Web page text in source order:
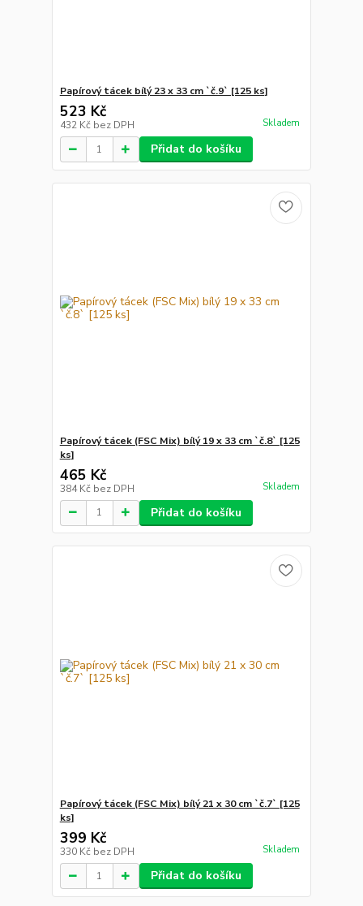
Papírový tácek bílý 23 x 33 cm `č.9` [125 ks]
523 Kč
432 Kč bez DPH Skladem
Přidat do košíku
Papírový tácek (FSC Mix) bílý 19 x 33 cm `č.8` [125
ks]
465 Kč
384 Kč bez DPH Skladem
Přidat do košíku
Papírový tácek (FSC Mix) bílý 21 x 30 cm `č.7` [125
ks]
399 Kč
330 Kč bez DPH Skladem
Přidat do košíku